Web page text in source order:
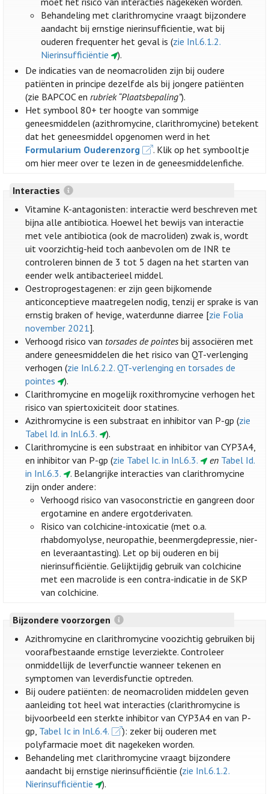
Behandeling met clarithromycine vraagt bijzondere
aandacht bij ernstige nierinsufficientie, wat bij
ouderen frequenter het geval is (zie Inl.6.1.2.
Nierinsufficiëntie
).
De indicaties van de neomacroliden zijn bij oudere
patiënten in principe dezelfde als bij jongere patiënten
(zie BAPCOC enrubriek “Plaatsbepaling”).
Het symbool 80+ ter hoogte van sommige
geneesmiddelen (azithromycine, clarithromycine) betekent
dat het geneesmiddel opgenomen werd in het
Formularium Ouderenzorg
. Klik op het symbooltje
om hier meer over te lezen in de geneesmiddelenfiche.
Interacties
Vitamine K-antagonisten: interactie werd beschreven met
bijna alle antibiotica. Hoewel het bewijs van interactie
met vele antibiotica (ook de macroliden) zwak is, wordt
uit voorzichtig-heid toch aanbevolen om de INR te
controleren binnen de 3 tot 5 dagen na het starten van
eender welk antibacterieel middel.
Oestroprogestagenen: er zijn geen bijkomende
anticonceptieve maatregelen nodig, tenzij er sprake is van
ernstig braken of hevige, waterdunne diarree [zie Folia
november 2021].
Verhoogd risico van torsades de pointes bij associëren met
andere geneesmiddelen die het risico van QT-verlenging
verhogen (zie Inl.6.2.2. QT-verlenging en torsades de
pointes
).
Clarithromycine en mogelijk roxithromycine verhogen het
risico van spiertoxiciteit door statines.
Azithromycine is een substraat en inhibitor van P-gp (zie
Tabel Id. in Inl.6.3.
).
Clarithromycine is een substraat en inhibitor van CYP3A4,
en inhibitor van P-gp (zie Tabel Ic. in Inl.6.3. en Tabel Id.
in Inl.6.3.
. Belangrijke interacties van clarithromycine
zijn onder andere:
Verhoogd risico van vasoconstrictie en gangreen door
ergotamine en andere ergotderivaten.
Risico van colchicine-intoxicatie (met o.a.
rhabdomyolyse, neuropathie, beenmergdepressie, nier-
en leveraantasting). Let op bij ouderen en bij
nierinsufficiëntie. Gelijktijdig gebruik van colchicine
met een macrolide is een contra-indicatie in de SKP
van colchicine.
Bijzondere voorzorgen
Azithromycine en clarithromycine voozichtig gebruiken bij
voorafbestaande ernstige leverziekte. Controleer
onmiddellijk de leverfunctie wanneer tekenen en
symptomen van leverdisfunctie optreden.
Bij oudere patiënten: de neomacroliden middelen geven
aanleiding tot heel wat interacties (clarithromycine is
bijvoorbeeld een sterkte inhibitor van CYP3A4 en van P-
gp, Tabel Ic in Inl.6.4.
): zeker bij ouderen met
polyfarmacie moet dit nagekeken worden.
Behandeling met clarithromycine vraagt bijzondere
aandacht bij ernstige nierinsufficiëntie (zie Inl.6.1.2.
Nierinsufficiëntie
).